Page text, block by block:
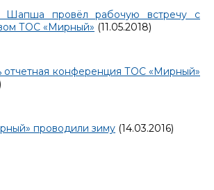
Шапша провёл рабочую встречу с
ТОС «Мирный» (11.05.2018)
отчетная конференция ТОС «Мирный»
проводили зиму (14.03.2016)